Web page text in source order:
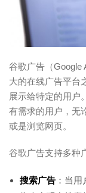
谷歌广告（Google
大的在线广告平台
展示给特定的用户
有需求的用户，无
或是浏览网页。
谷歌广告支持多种
搜索广告 ：当